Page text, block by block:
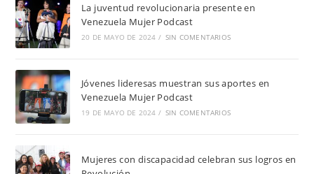
La juventud revolucionaria presente en
Venezuela Mujer Podcast
20 DE MAYO DE 2024 / SIN COMENTARIOS
Jóvenes lideresas muestran sus aportes en
Venezuela Mujer Podcast
19 DE MAYO DE 2024 / SIN COMENTARIOS
Mujeres con discapacidad celebran sus logros en